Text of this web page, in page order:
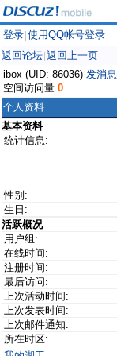
登录 使用QQ帐号登录
返回论坛 返回上一页
ibox (UID: 86036) 发消息
空间访问量 0
个人资料
基本资料
统计信息:
性别:
生日:
活跃概况
用户组:
在线时间:
注册时间:
最后访问:
上次活动时间:
上次发表时间:
上次邮件通知:
所在时区: